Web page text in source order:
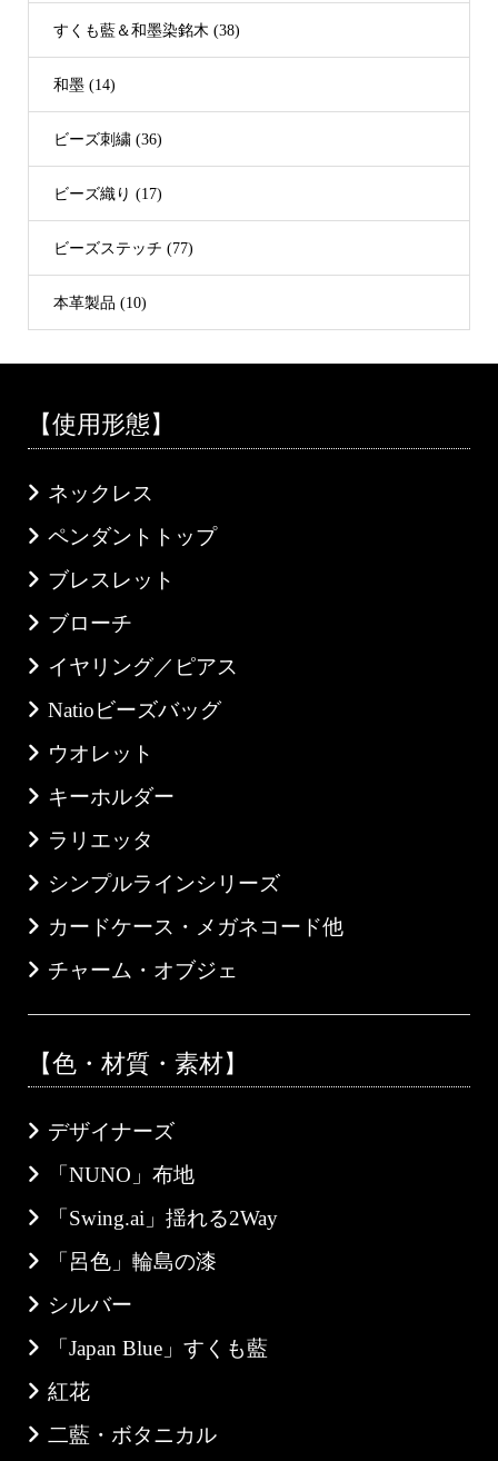
すくも藍＆和墨染銘木 (38)
和墨 (14)
ビーズ刺繍 (36)
ビーズ織り (17)
ビーズステッチ (77)
本革製品 (10)
【使用形態】
ネックレス
ペンダントトップ
ブレスレット
ブローチ
イヤリング／ピアス
Natioビーズバッグ
ウオレット
キーホルダー
ラリエッタ
シンプルラインシリーズ
カードケース・メガネコード他
チャーム・オブジェ
【色・材質・素材】
デザイナーズ
「NUNO」布地
「Swing.ai」揺れる2Way
「呂色」輪島の漆
シルバー
「Japan Blue」すくも藍
紅花
二藍・ボタニカル